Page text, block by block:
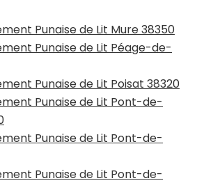
Punaise de Lit Mure 38350
Punaise de Lit Péage-de-
Punaise de Lit Poisat 38320
Punaise de Lit Pont-de-
Punaise de Lit Pont-de-
Punaise de Lit Pont-de-